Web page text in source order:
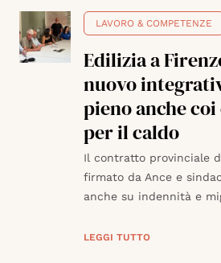
LAVORO & COMPETENZE
Edilizia a
nuovo
pieno anche
per il caldo
Il contratto provinciale
firmato da Ance e
anche su indennità e
LEGGI TUTTO